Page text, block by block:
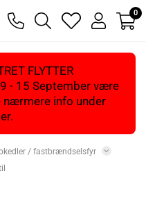
phone
magnifying
glass
heart
light
user
light
0
FLYTTER
- 15 September være
nærmere info under
/ fastbrændselsfyr